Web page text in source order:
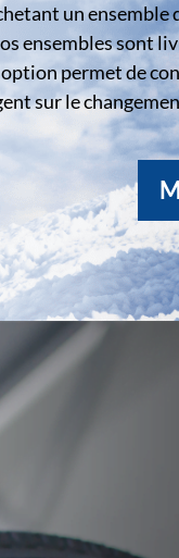
un
ensembles sont
permet de
sur le